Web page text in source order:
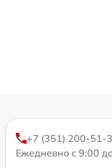
+7 (351) 200-51-
Ежедневно с 9:00